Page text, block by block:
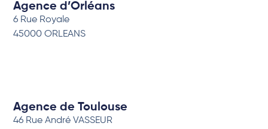
Agence d’Orléans
6 Rue Royale
45000 ORLEANS
Agence de Toulouse
46 Rue André VASSEUR